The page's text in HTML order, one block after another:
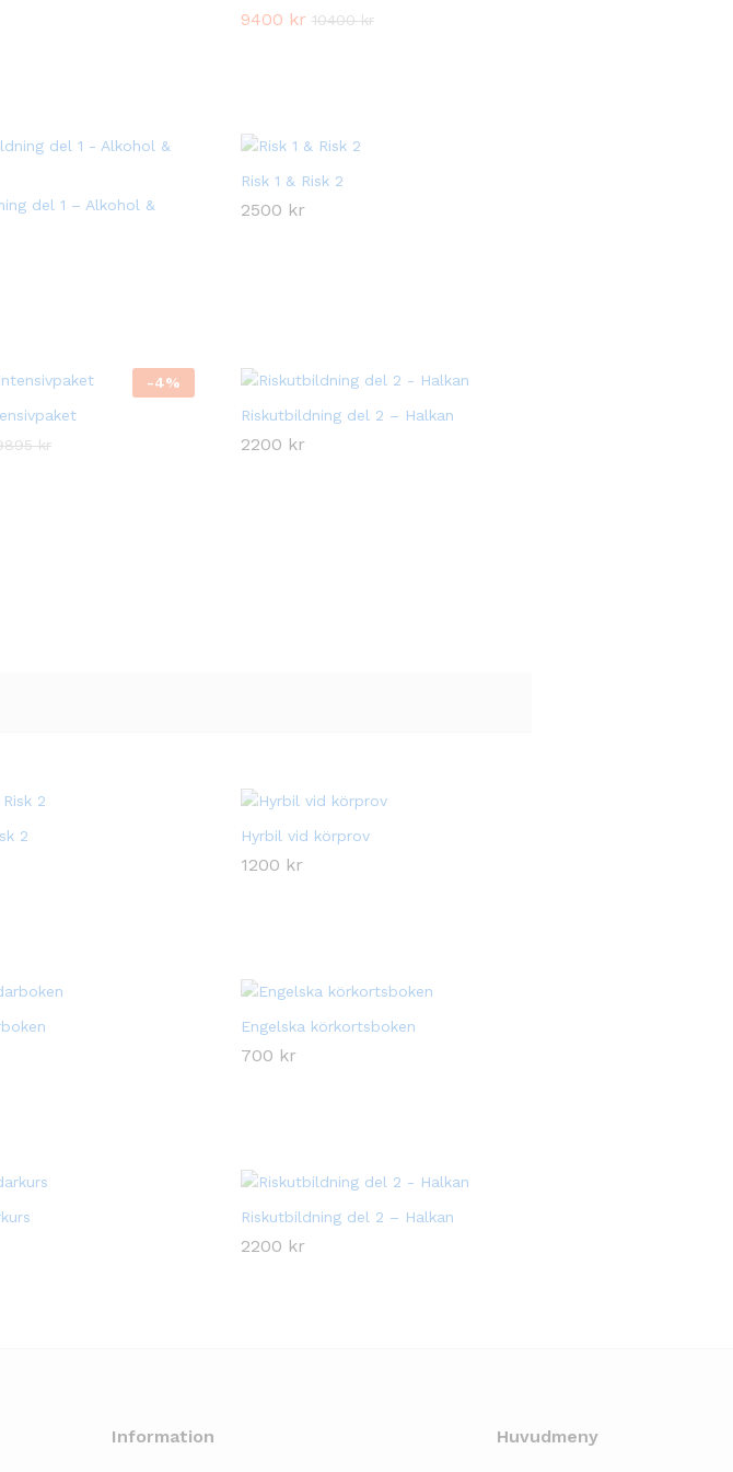
9400 kr 10400kr
9400 kr 10400kr
del 1 – Alkohol &
‏Risk 1 & Risk 2
2500 kr
2500 kr
-4%
kr
kr
Riskutbildning del 2 – Halkan
2200 kr
2200 kr
2 Hyrbil vid körprov
1200 kr
1200 kr
Engelska körkortsboken
700 kr
700 kr
Riskutbildning del 2 – Halkan
2200 kr
2200 kr
Information Huvudmeny